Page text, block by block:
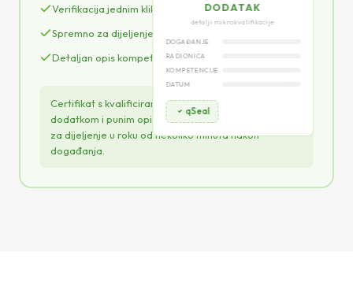
DODATAK
detalji mikrokvalifikacije
DOGAĐANJE
RADIONICA
KOMPETENCIJE
DATUM
qSeal
Verifikacija jednim klikom
Spremno za dijeljenje na LinkedInu
Detaljan opis kompetencija
Certifikat s kvalificiranim elektroničkim pečatom,
dodatkom i punim opisom kompetencija — spreman
za dijeljenje u roku od nekoliko minuta nakon
događanja.